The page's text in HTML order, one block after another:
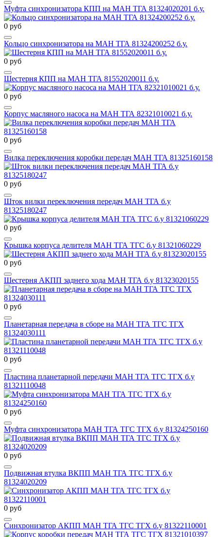
Муфта синхронизатора КПП на МАН ТГА 81324020201 б.у.
0 руб
Кольцо синхронизатора на МАН ТГА 81324200252 б.у.
0 руб
Шестерня КПП на МАН ТГА 81552020011 б.у.
0 руб
Корпус масляного насоса на МАН ТГА 82321010021 б.у.
0 руб
Вилка переключения коробки передач МАН ТГА 81325160158
0 руб
Шток вилки переключения передач МАН ТГА б.у
81325180247
0 руб
Крышка корпуса делителя МАН ТГА ТГС б.у 81321060229
0 руб
Шестерня АКПП заднего хода МАН ТГА б.у 81323020155
0 руб
Планетарная передача в сборе на МАН ТГА ТГС ТГХ
81324030111
0 руб
Пластина планетарной передачи МАН ТГА ТГС ТГХ б.у
81321110048
0 руб
Муфта синхронизатора МАН ТГА ТГС ТГХ б.у 81324250160
0 руб
Подвижная втулка ВКПП МАН ТГА ТГС ТГХ б.у
81324020209
0 руб
Синхронизатор АКПП МАН ТГА ТГС ТГХ б.у 81322110001